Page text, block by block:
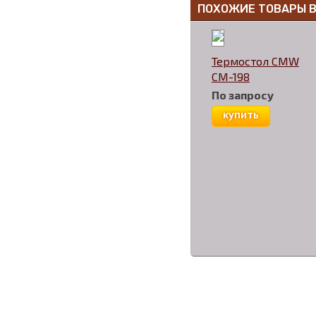
ПОХОЖИЕ ТОВАРЫ
Термостол CMW
CM-198
По запросу
купить